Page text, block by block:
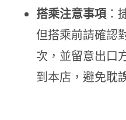
搭乘注意事項 ：
但搭乘前請確認
次，並留意出口
到本店，避免耽